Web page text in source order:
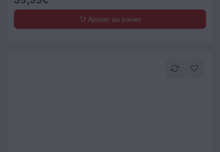
Ajouter au panier